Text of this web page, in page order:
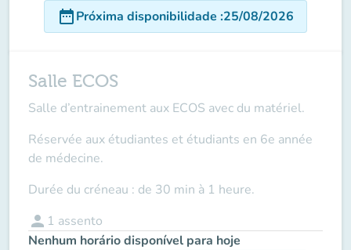
date_rangePróxima disponibilidade :25/08/2026
Salle ECOS
Salle d’entrainement aux ECOS avec du matériel.
Réservée aux étudiantes et étudiants en 6e année
de médecine.
Durée du créneau : de 30 min à 1 heure.
person 1 assento
Nenhum horário disponível para hoje